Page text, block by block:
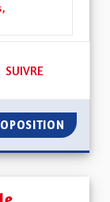
50 ABONNÉS
SUIVRE